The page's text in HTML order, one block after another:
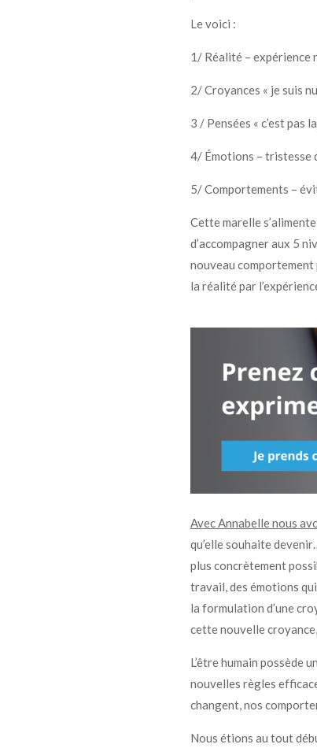
Le voici :
1/ Réalité – expérience
2/ Croyances « je suis
3 / Pensées « c’est pas
4/ Émotions – tristesse
5/ Comportements –
Cette marelle
d’accompagner aux 5
nouveau
la réalité par
Avec Annabelle nous
qu’elle souhaite
plus concrètement
travail, des émotions
la formulation d’une
cette nouvelle
L’être humain possède
nouvelles règles
changent, nos
Nous étions au tout